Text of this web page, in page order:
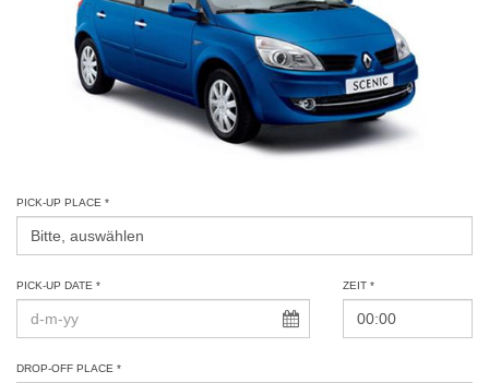
PICK-UP PLACE *
PICK-UP DATE * ZEIT *
DROP-OFF PLACE *